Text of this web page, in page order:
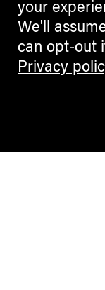
your
We'll
can opt-out
Privacy